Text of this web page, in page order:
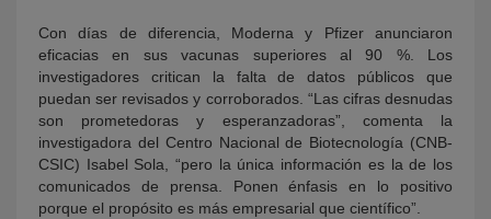
Con días de diferencia, Moderna y Pfizer anunciaron
eficacias en sus vacunas superiores al 90 %. Los
investigadores critican la falta de datos públicos que
puedan ser revisados y corroborados. “Las cifras desnudas
son prometedoras y esperanzadoras”, comenta la
investigadora del Centro Nacional de Biotecnología (CNB-
CSIC) Isabel Sola, “pero la única información es la de los
comunicados de prensa. Ponen énfasis en lo positivo
porque el propósito es más empresarial que científico”.